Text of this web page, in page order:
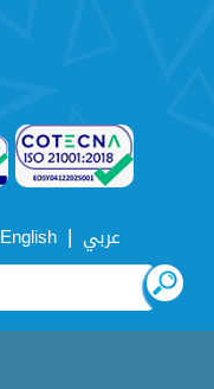
English | عربي